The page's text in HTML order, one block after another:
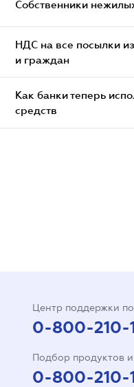
Собственники
НДС на все посылки
и граждан
Как банки теперь
средств
Центр поддержки
0-800-210-
Подбор продуктов
0-800-210-